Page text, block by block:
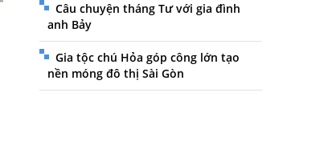
Câu chuyện tháng Tư với gia đình
anh Bảy
Gia tộc chú Hỏa góp công lớn tạo
nền móng đô thị Sài Gòn